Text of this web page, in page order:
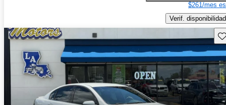
$261/mes
Verif. disponibilidad